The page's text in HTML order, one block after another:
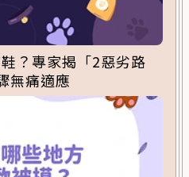
？專家揭「2惡劣路
無痛適應